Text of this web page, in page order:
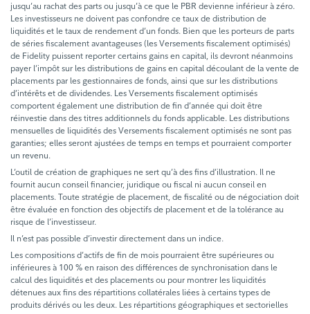
jusqu’au rachat des parts ou jusqu’à ce que le PBR devienne inférieur à zéro.
Les investisseurs ne doivent pas confondre ce taux de distribution de
liquidités et le taux de rendement d’un fonds. Bien que les porteurs de parts
de séries fiscalement avantageuses (les Versements fiscalement optimisés)
de Fidelity puissent reporter certains gains en capital, ils devront néanmoins
payer l’impôt sur les distributions de gains en capital découlant de la vente de
placements par les gestionnaires de fonds, ainsi que sur les distributions
d’intérêts et de dividendes. Les Versements fiscalement optimisés
comportent également une distribution de fin d’année qui doit être
réinvestie dans des titres additionnels du fonds applicable. Les distributions
mensuelles de liquidités des Versements fiscalement optimisés ne sont pas
garanties; elles seront ajustées de temps en temps et pourraient comporter
un revenu.
L’outil de création de graphiques ne sert qu’à des fins d’illustration. Il ne
fournit aucun conseil financier, juridique ou fiscal ni aucun conseil en
placements. Toute stratégie de placement, de fiscalité ou de négociation doit
être évaluée en fonction des objectifs de placement et de la tolérance au
risque de l’investisseur.
Il n’est pas possible d’investir directement dans un indice.
Les compositions d’actifs de fin de mois pourraient être supérieures ou
inférieures à 100 % en raison des différences de synchronisation dans le
calcul des liquidités et des placements ou pour montrer les liquidités
détenues aux fins des répartitions collatérales liées à certains types de
produits dérivés ou les deux. Les répartitions géographiques et sectorielles